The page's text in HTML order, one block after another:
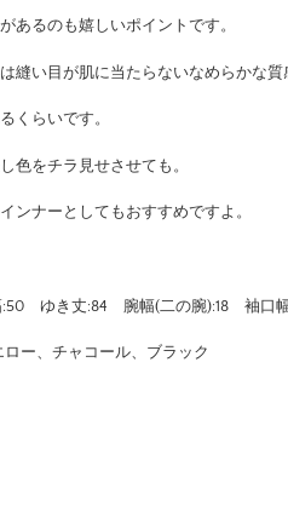
あるのも嬉しいポイントです。
縫い目が肌に当たらないなめらかな
くらいです。
色をチラ見せさせても。
ンナーとしてもおすすめですよ。
ゆき丈:84 腕幅(二の腕):18 袖口
ー、チャコール、ブラック